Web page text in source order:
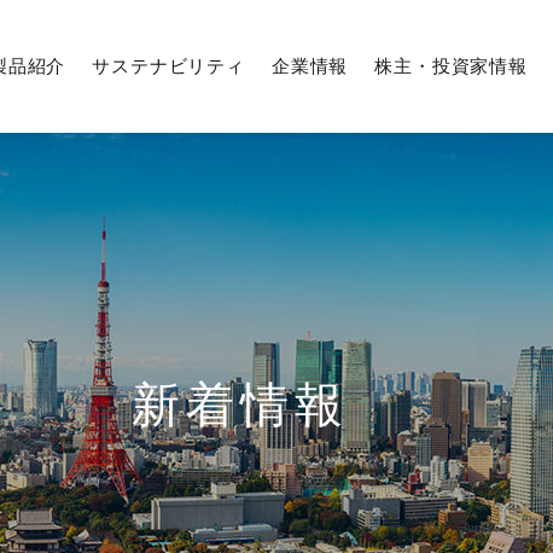
・評価の技術 生産技術
品紹介
備事業 農業事業
サステナビリティ
テナビリティマネジメント 環境への取り組み
企業情報
体系
企業行動憲章／フタバ行動指針
国内工場
フタバグループ
（日本、アジア、北米、欧州）
調達情報
株主・投資家情報
・ハイライト
株式の状況
株価情報
株式事務手続き
株主総会
よくあるご質問
者採用
期間従業員採用
新着情報